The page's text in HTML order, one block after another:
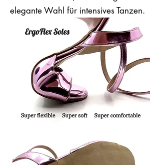
elegante Wahl für intensives Tanzen.